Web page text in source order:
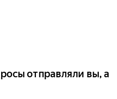
отправляли вы, а